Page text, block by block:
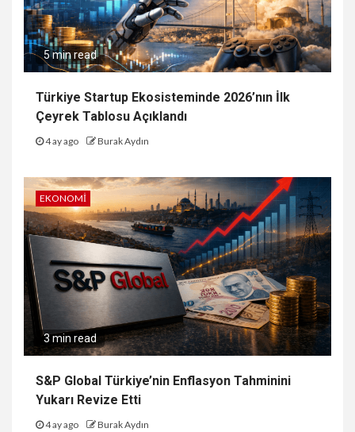
5 min read
Türkiye Startup Ekosisteminde 2026’nın İlk
Çeyrek Tablosu Açıklandı
4 ay ago Burak Aydın
EKONOMI
3 min read
S&P Global Türkiye’nin Enflasyon Tahminini
Yukarı Revize Etti
4 ay ago Burak Aydın